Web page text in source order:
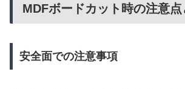
MDFボードカット時の注意点
安全面での注意事項